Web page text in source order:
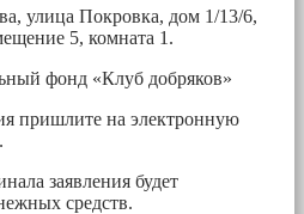
улица Покровка, дом 1/13/6,
5, комната 1.
фонд «Клуб добряков»
пришлите на электронную
.
заявления будет
средств.